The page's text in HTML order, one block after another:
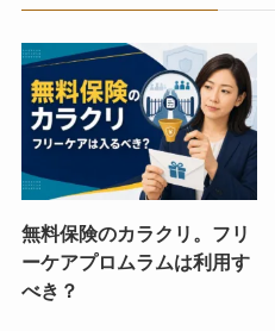
無料保険のカラクリ。フリ
ーケアプロムラムは利用す
べき？